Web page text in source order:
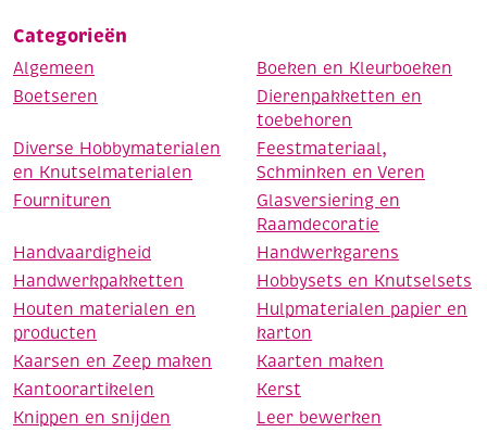
Categorieën
Algemeen
Boeken en Kleurboeken
Boetseren
Dierenpakketten en
toebehoren
Diverse Hobbymaterialen
en Knutselmaterialen
Feestmateriaal,
Schminken en Veren
Fournituren
Glasversiering en
Raamdecoratie
Handvaardigheid
Handwerkgarens
Handwerkpakketten
Hobbysets en Knutselsets
Houten materialen en
producten
Hulpmaterialen papier en
karton
Kaarsen en Zeep maken
Kaarten maken
Kantoorartikelen
Kerst
Knippen en snijden
Leer bewerken